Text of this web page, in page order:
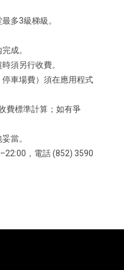
多3級梯級。
成。
須另行收費。
車場費）須在應用程式
費標準計算；如有爭
當。
，電話 (852) 3590